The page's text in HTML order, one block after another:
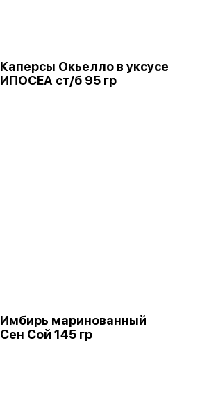
Каперсы Окьелло в уксусе
ИПОСЕА ст/б 95 гр
Имбирь маринованный
Сен Сой 145 гр